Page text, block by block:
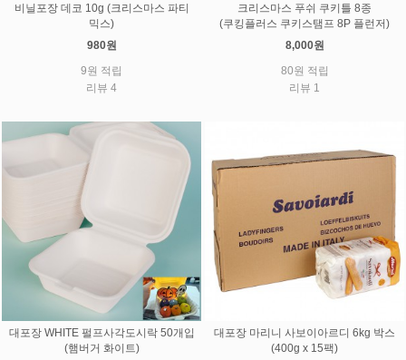
비닐포장 데코 10g (크리스마스 파티
믹스)
980원
9원 적립
리뷰 4
크리스마스 푸쉬 쿠키틀 8종
(쿠킹플러스 쿠키스탬프 8P 플런저)
8,000원
80원 적립
리뷰 1
대포장 WHITE 펄프사각도시락 50개입
(햄버거 화이트)
대포장 마리니 사보이아르디 6kg 박스
(400g x 15팩)